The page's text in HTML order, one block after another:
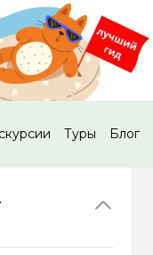
Туры Блог